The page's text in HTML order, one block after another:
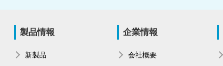
製品情報
新製品
企業情報
会社概要